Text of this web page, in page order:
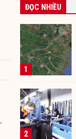
ĐỌC NHIỀU
1
2